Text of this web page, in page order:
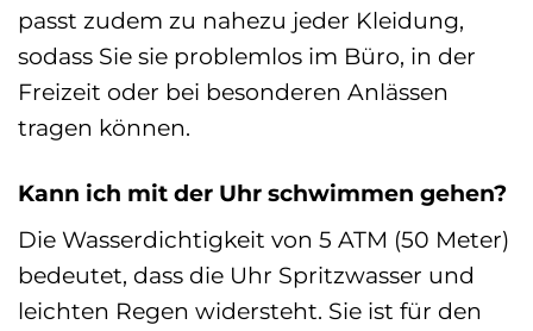
passt zudem zu nahezu jeder Kleidung,
sodass Sie sie problemlos im Büro, in der
Freizeit oder bei besonderen Anlässen
tragen können.
Kann ich mit der Uhr schwimmen gehen?
Die Wasserdichtigkeit von 5 ATM (50 Meter)
bedeutet, dass die Uhr Spritzwasser und
leichten Regen widersteht. Sie ist für den